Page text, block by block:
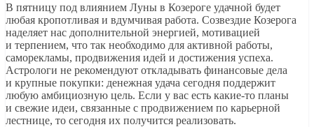
В пятницу под влиянием Луны в Козероге удачной будет
любая кропотливая и вдумчивая работа. Созвездие Козерога
наделяет нас дополнительной энергией, мотивацией
и терпением, что так необходимо для активной работы,
саморекламы, продвижения идей и достижения успеха.
Астрологи не рекомендуют откладывать финансовые дела
и крупные покупки: денежная удача сегодня поддержит
любую амбициозную цель. Если у вас есть какие-то планы
и свежие идеи, связанные с продвижением по карьерной
лестнице, то сегодня их получится реализовать.